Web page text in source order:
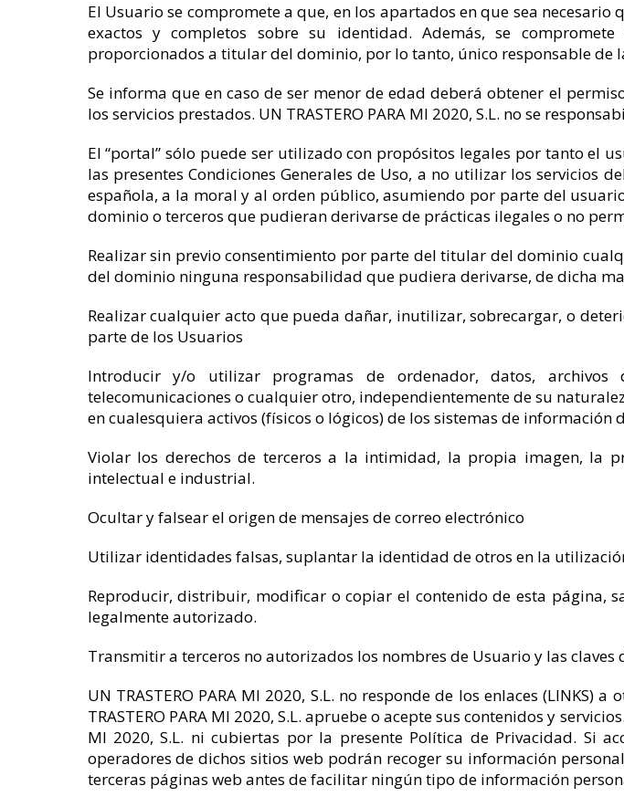
El Usuario se compromete a que, en los apartados en que sea
exactos y completos sobre su identidad. Además, se
proporcionados a titular del dominio, por lo tanto, único responsable de
Se informa que en caso de ser menor de edad deberá obtener el
los servicios prestados. UN TRASTERO PARA MI 2020, S.L. no se
El “portal” sólo puede ser utilizado con propósitos legales por tanto el
las presentes Condiciones Generales de Uso, a no utilizar los servicios
española, a la moral y al orden público, asumiendo por parte del
dominio o terceros que pudieran derivarse de prácticas ilegales o no
Realizar sin previo consentimiento por parte del titular del dominio
del dominio ninguna responsabilidad que pudiera derivarse, de dicha
Realizar cualquier acto que pueda dañar, inutilizar, sobrecargar, o
parte de los Usuarios
Introducir y/o utilizar programas de ordenador, datos, archivos
telecomunicaciones o cualquier otro, independientemente de su
en cualesquiera activos (físicos o lógicos) de los sistemas de
Violar los derechos de terceros a la intimidad, la propia imagen, la
intelectual e industrial.
Ocultar y falsear el origen de mensajes de correo electrónico
Utilizar identidades falsas, suplantar la identidad de otros en la
Reproducir, distribuir, modificar o copiar el contenido de esta
legalmente autorizado.
Transmitir a terceros no autorizados los nombres de Usuario y las claves
UN TRASTERO PARA MI 2020, S.L. no responde de los enlaces
TRASTERO PARA MI 2020, S.L. apruebe o acepte sus contenidos y
MI 2020, S.L. ni cubiertas por la presente Política de Privacidad. Si
operadores de dichos sitios web podrán recoger su información
terceras páginas web antes de facilitar ningún tipo de información